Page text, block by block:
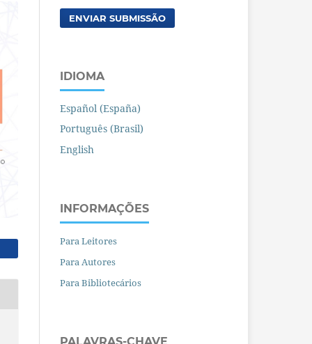
ENVIAR SUBMISSÃO
IDIOMA
Español (España)
Português (Brasil)
English
INFORMAÇÕES
Para Leitores
Para Autores
Para Bibliotecários